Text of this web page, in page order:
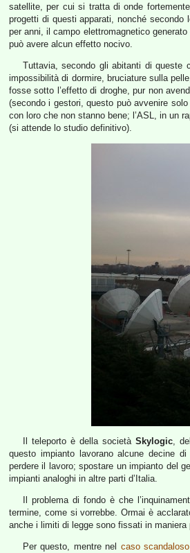
satellite, per cui si tratta di onde
progetti di questi apparati, nonché secondo
per anni, il campo elettromagnetico
può avere alcun effetto nocivo.
Tuttavia, secondo gli abitanti di queste
impossibilità di dormire, bruciature sulla
fosse sotto l’effetto di droghe, pur non
(secondo i gestori, questo può avvenire
con loro che non stanno bene; l’ASL, in un
(si attende lo studio definitivo).
Il teleporto è della societàSkylogic,
questo impianto lavorano alcune decine
perdere il lavoro; spostare un impianto del
impianti analoghi in altre parti d’Italia.
Il problema di fondo è che
termine, come si vorrebbe. Ormai è
anche i limiti di legge sono fissati in maniera
Per questo, mentre nel caso